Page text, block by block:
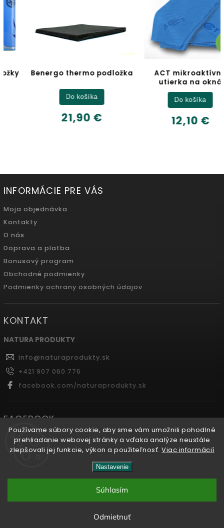
Používame súbory cookie, aby sme vám umožnili pohodlné
prehliadanie webovej stránky a vďaka analýze neustále
zlepšovali jej funkcie, výkon a použiteľnosť.Viac informácií
Nastavenie
Odmietnuť
Súhlasím
Benergo thermo podložka
21,90 €
Do košíka
–2 %
ACT mikroaktívna
utierka na okná
12,10 €
Do košíka
INFORMÁCIE PRE VÁS
Moja objednávka
Kontakty
O nás
Doprava a platba
Bonusový program
Obchodné podmienky
Podmienky ochrany osobných údajov
KONTAKT
NATURA PRODUKTY
info@naturaprodukty.sk
+421 907 060 776
facebook.com/naturaprodukty.sk
FACEBOOK
Naturaprodukty.sk
vyhradené.
Shoptet| Design